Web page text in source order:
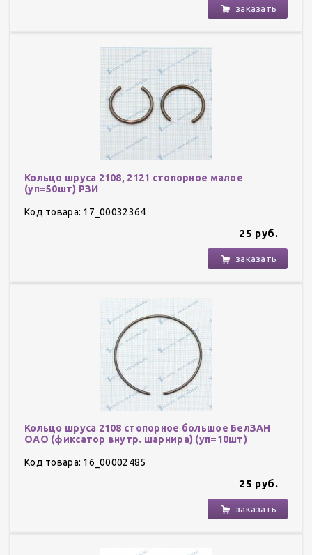
заказать
Кольцо шруса 2108, 2121 стопорное малое
(уп=50шт) РЗИ
Код товара: 17_00032364
25 руб.
заказать
Кольцо шруса 2108 стопорное большое БелЗАН
ОАО (фиксатор внутр. шарнира) (уп=10шт)
Код товара: 16_00002485
25 руб.
заказать